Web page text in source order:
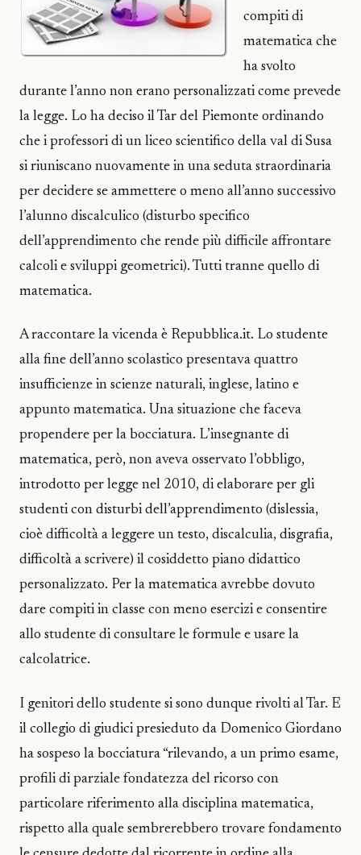
compiti di
matematica che
ha svolto
durante l’anno non erano personalizzati come prevede
la legge. Lo ha deciso il Tar del Piemonte ordinando
che i professori di un liceo scientifico della val di Susa
si riuniscano nuovamente in una seduta straordinaria
per decidere se ammettere o meno all’anno successivo
l’alunno discalculico (disturbo specifico
dell’apprendimento che rende più difficile affrontare
calcoli e sviluppi geometrici). Tutti tranne quello di
matematica.
A raccontare la vicenda è Repubblica.it. Lo studente
alla fine dell’anno scolastico presentava quattro
insufficienze in scienze naturali, inglese, latino e
appunto matematica. Una situazione che faceva
propendere per la bocciatura. L’insegnante di
matematica, però, non aveva osservato l’obbligo,
introdotto per legge nel 2010, di elaborare per gli
studenti con disturbi dell’apprendimento (dislessia,
cioè difficoltà a leggere un testo, discalculia, disgrafia,
difficoltà a scrivere) il cosiddetto piano didattico
personalizzato. Per la matematica avrebbe dovuto
dare compiti in classe con meno esercizi e consentire
allo studente di consultare le formule e usare la
calcolatrice.
I genitori dello studente si sono dunque rivolti al Tar. E
il collegio di giudici presieduto da Domenico Giordano
ha sospeso la bocciatura “rilevando, a un primo esame,
profili di parziale fondatezza del ricorso con
particolare riferimento alla disciplina matematica,
rispetto alla quale sembrerebbero trovare fondamento